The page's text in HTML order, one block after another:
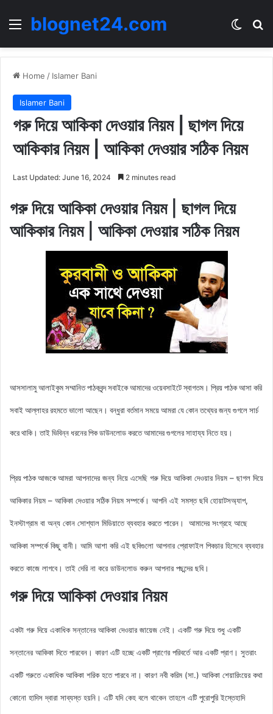
Menublognet24.com
Home / Islamer Bani
Islamer Bani
গরু দিয়ে আকিকা দেওয়ার নিয়ম | ছাগল দিয়ে
আকিকার নিয়ম | আকিকা দেওয়ার সঠিক নিয়ম
Last Updated: June 16, 2024 2 minutes read
গরু দিয়ে আকিকা দেওয়ার নিয়ম | ছাগল দিয়ে
আকিকার নিয়ম | আকিকা দেওয়ার সঠিক নিয়ম
আসসালামু আলাইকুম সম্মানিত পাঠকবৃন্দ সবাইকে আমাদের ওয়েবসাইটে স্বাগতম। প্রিয় পাঠক আসা করি
সবাই আল্লাহর রহমতে ভালো আছেন। বন্ধুরা বর্তমান সময়ে আমরা যে কোন তথ্যের জন্য গুগলে সার্চ
করে থাকি। তাই ভিবিন্ন ধরনের পিক ডাউনলোড করতে আমাদের গুগলের সাহায্য নিতে হয়।
প্রিয় পাঠক আজকেআমরা আপনাদের জন্য নিয়ে এসেছি গরু দিয়ে আকিকা দেওয়ার নিয়ম – ছাগল দিয়ে
আকিকার নিয়ম – আকিকা দেওয়ার সঠিক নিয়ম সম্পর্কে। আপনি এই সমস্ত ছবি হোয়াটসঅ্যাপ,
ইনস্টাগ্রাম বা অন্য কোন সোশ্যাল মিডিয়াতে ব্যবহার করতে পারেন। আমাদের সংগ্রহে আছে
আকিকা সম্পর্কে কিছু বানী। আমি আশা করি এই ছবিগুলো আপনার প্রোফাইল পিকচার হিসেবে ব্যবহার
করতে কাজে লাগবে। তাই দেরি না করে ডাউনলোড করুন আপনার পছন্দের ছবি।
গরু দিয়ে আকিকা দেওয়ার নিয়ম
একটা গরু দিয়ে একাধিক সন্তানের আকিকা দেওয়ার জায়েজ নেই। একটি গরু দিয়ে শুধু একটি
সন্তানের আকিকা দিতে পারবেন। কারণ এটি হচ্ছে একটি প্রাণের পরিবর্তে আর একটি প্রাণ। সুতরাং
একটি গরুতে একাধিক আকিকা শরিক হতে পারবে না। কারণ নবী করিম (সা.) আকিকা শেয়ারিংয়ের কথা
কোনো হাদিস দ্বারা সাব্যস্ত হয়নি। এটি যদি কেহ বলে থাকেন তাহলে এটি পুরোপুরি ইস্তেহাদি